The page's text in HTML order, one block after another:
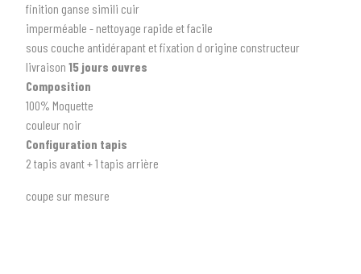
SÉLECTIONNEZ LE TYPE DE VOTRE VÉHICULE
Tous les types
2SÉLECTIONNEZ LA MARQUE DE VOTRE VÉHICULE
finition ganse simili cuir
imperméable - nettoyage rapide et facile
sous couche antidérapant et fixation d origine constructeur
livraison 15 jours ouvres
Composition
100% Moquette
couleur noir
Configuration tapis
2 tapis avant + 1 tapis arrière
coupe sur mesure